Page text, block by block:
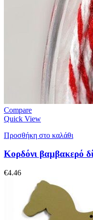
Compare
Quick View
Προσθήκη στο καλάθι
Κορδόνι βαμβακερό
€4.46